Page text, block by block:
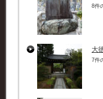
8件
大
7件